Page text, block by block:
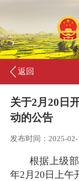
返回
关于2月20日
动的公告
发布时间：2025-
根据上级
年2月20日上午